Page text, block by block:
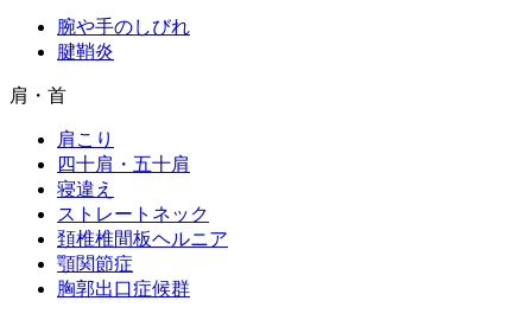
腕や手のしびれ
腱鞘炎
肩・首
肩こり
四十肩・五十肩
寝違え
ストレートネック
頚椎椎間板ヘルニア
顎関節症
胸郭出口症候群